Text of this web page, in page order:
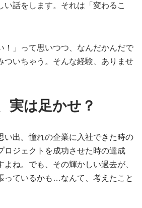
い話をします。それは「変わるこ
！」って思いつつ、なんだかんだで
ついちゃう。そんな経験、ありませ
実は足かせ？
い出。憧れの企業に入社できた時の
ロジェクトを成功させた時の達成
ね。でも、その輝かしい過去が、
っているかも…なんて、考えたこと